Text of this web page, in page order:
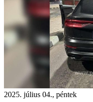
2025. július 04., péntek